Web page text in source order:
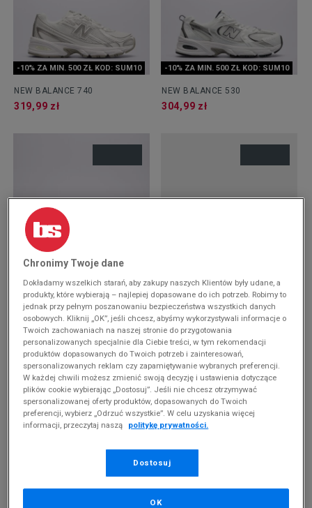
-10% ZA MIN. 500 ZŁ KOD: SUM10
NEW BALANCE 740
319,99 zł
-10% ZA MIN. 500 ZŁ KOD: SUM10
NEW BALANCE 530
304,99 zł
-10% ZA MIN. 500 ZŁ KOD: SUM10
NEW BALANCE 740
289,99 zł
NEW BALANCE 530
189,99 zł
-10% ZA MIN. 500 ZŁ KOD: SUM10
314,99 zł
Chronimy Twoje dane
Dokładamy wszelkich starań, aby zakupy naszych Klientów były udane, a
produkty, które wybierają – najlepiej dopasowane do ich potrzeb. Robimy to
jednak przy pełnym poszanowaniu bezpieczeństwa wszystkich danych
osobowych. Kliknij „OK”, jeśli chcesz, abyśmy wykorzystywali informacje o
Twoich zachowaniach na naszej stronie do przygotowania
personalizowanych specjalnie dla Ciebie treści, w tym rekomendacji
produktów dopasowanych do Twoich potrzeb i zainteresowań,
spersonalizowanych reklam czy zapamiętywanie wybranych preferencji.
W każdej chwili możesz zmienić swoją decyzję i ustawienia dotyczące
plików cookie wybierając „Dostosuj”. Jeśli nie chcesz otrzymywać
spersonalizowanej oferty produktów, dopasowanych do Twoich
preferencji, wybierz „Odrzuć wszystkie”. W celu uzyskania więcej
informacji, przeczytaj naszą
politykę prywatności.
Dostosuj
OK